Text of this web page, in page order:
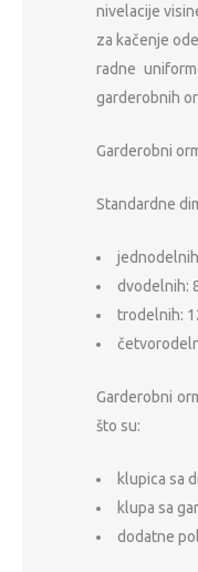
nivelacije
za kačenje
radne
garderobnih
Garderobni
Standardne
dvodelnih:
trodelnih:
Garderobni
što su:
klupica sa
klupa sa
dodatne